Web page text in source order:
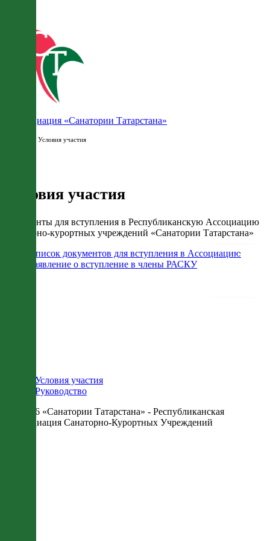
Ассоциация «Санатории Татарстана»
/ Условия участия
Условия участия
Документы для вступления в Республиканскую Ассоциацию
санаторно-курортных учреждений «Санатории Татарстана»
Список документов для вступления в Ассоциацию
Заявление о вступление в члены РАСКУ
Условия участия
Руководство
© 2026 «Санатории Татарстана» - Республиканская
Ассоциация Санаторно-Курортных Учреждений